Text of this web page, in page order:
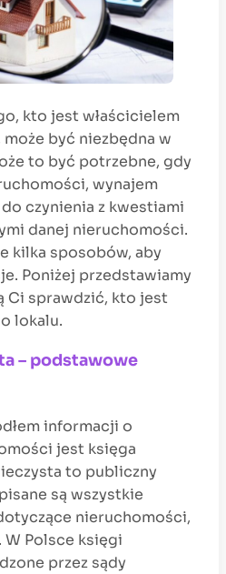
kto jest właścicielem
być niezbędna w
to być potrzebne, gdy
wynajem
czynienia z kwestiami
danej nieruchomości.
kilka sposobów, aby
Poniżej przedstawiamy
Ci sprawdzić, kto jest
lokalu.
– podstawowe
informacji o
jest księga
to publiczny
są wszystkie
nieruchomości,
W Polsce księgi
przez sądy